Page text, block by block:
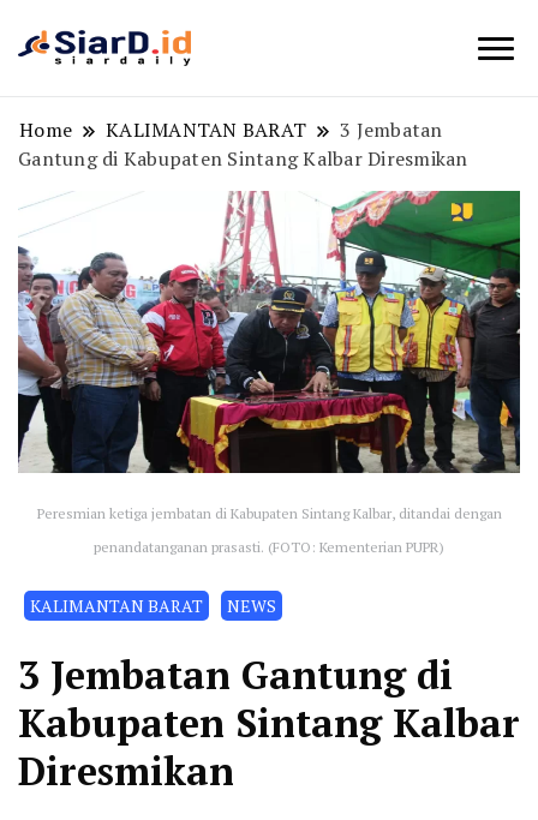
Home KALIMANTAN BARAT
3 Jembatan
Gantung di Kabupaten Sintang Kalbar Diresmikan
Peresmian ketiga jembatan di Kabupaten Sintang Kalbar, ditandai dengan
penandatanganan prasasti. (FOTO: Kementerian PUPR)
KALIMANTAN BARAT NEWS
3 Jembatan Gantung di
Kabupaten Sintang Kalbar
Diresmikan